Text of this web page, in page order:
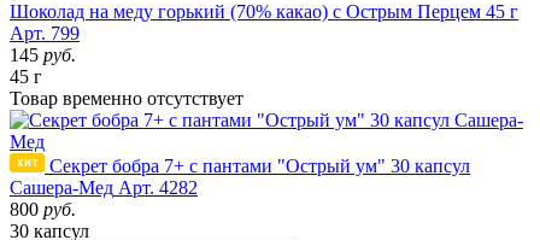
Шоколад на меду горький (70% какао) с Острым Перцем 45 г
Арт. 799
145 руб.
45 г
Товар временно отсутствует
Секрет бобра 7+ с пантами "Острый ум" 30 капсул
Сашера-Мед Арт. 4282
800 руб.
30 капсул